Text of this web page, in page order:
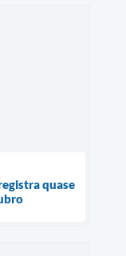
quase